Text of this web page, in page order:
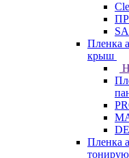
Пленка
крыш
Пленка